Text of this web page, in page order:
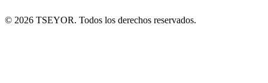
© 2026 TSEYOR. Todos los derechos reservados.